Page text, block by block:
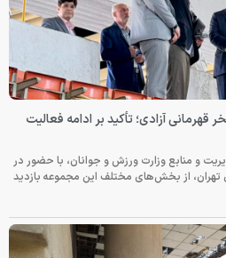
آزادی؛ تأکید بر ادامه فعالیت
و منابع وزارت ورزش و جوانان، با حضور در
از بخش‌های مختلف این مجموعه بازدید